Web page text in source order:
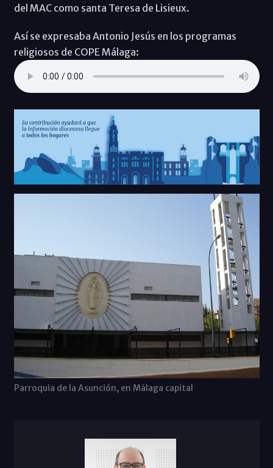
del MAC como santa Teresa de Lisieux.
Así se expresaba Antonio Jesús en los programas
religiosos de COPE Málaga:
Parroquia de la Asunción, en Málaga capital